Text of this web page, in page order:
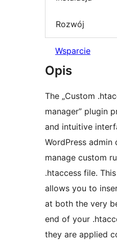
Rozwój
Wsparcie
Opis
The „Custom
manager” plugin
and intuitive
WordPress admin
manage custom
.htaccess file.
allows you to
at both the very
end of your
they are applied